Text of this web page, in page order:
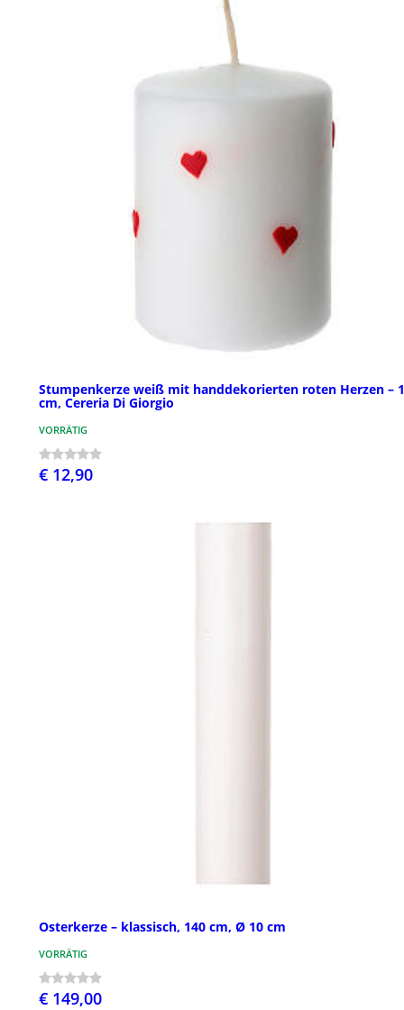
Stumpenkerze weiß mit handdekorierten roten Herzen –
cm, Cereria Di Giorgio
VORRÄTIG
€ 12,90
Osterkerze – klassisch, 140 cm, Ø 10 cm
VORRÄTIG
€ 149,00